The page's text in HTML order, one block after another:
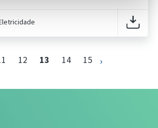
12 13 14 15